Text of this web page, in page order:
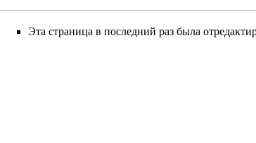
Эта страница в последний раз была